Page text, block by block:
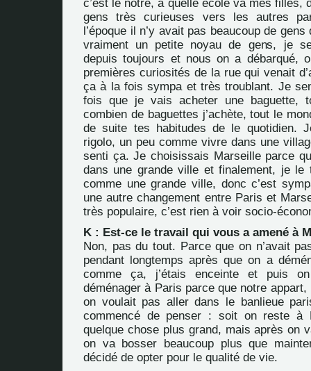
c’est le nôtre, à quelle école va mes filles,
gens très curieuses vers les autres
l’époque il n’y avait pas beaucoup de
vraiment un petite noyau de gens, je
depuis toujours et nous on a débarqué,
premières curiosités de la rue qui venait
ça à la fois sympa et très troublant. Je
fois que je vais acheter une baguette,
combien de baguettes j’achète, tout le
de suite tes habitudes de le quotidien.
rigolo, un peu comme vivre dans une
senti ça. Je choisissais Marseille parce
dans une grande ville et finalement, je le
comme une grande ville, donc c’est
une autre changement entre Paris et
très populaire, c’est rien à voir socio-
K : Est-ce le travail qui vous a amené à
Non, pas du tout. Parce que on n’avait
pendant longtemps après que on a
comme ça, j’étais enceinte et puis
déménager à Paris parce que notre
on voulait pas aller dans le banlieue
commencé de penser : soit on reste à
quelque chose plus grand, mais après on
on va bosser beaucoup plus que
décidé de opter pour le qualité de vie.